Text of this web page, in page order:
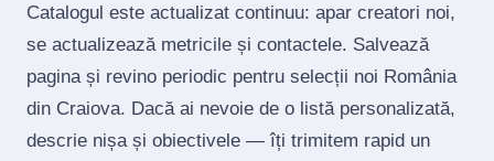
Catalogul este actualizat continuu: apar creatori noi,
se actualizează metricile și contactele. Salvează
pagina și revino periodic pentru selecții noi România
din Craiova. Dacă ai nevoie de o listă personalizată,
descrie nișa și obiectivele — îți trimitem rapid un